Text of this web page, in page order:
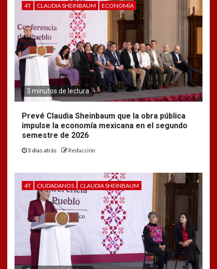
4T CLAUDIA SHEINBAUM ECONOMÍA
3 minutos de lectura
Prevé Claudia Sheinbaum que la obra pública
impulse la economía mexicana en el segundo
semestre de 2026
3 días atrás Redacción
4T CIUDADANOS CLAUDIA SHEINBAUM